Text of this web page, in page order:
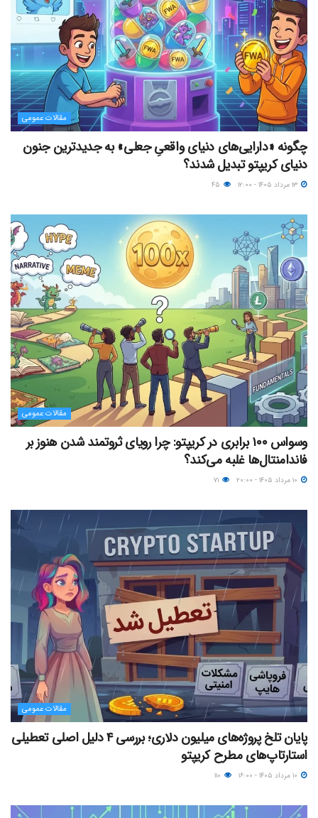
مقالات عمومی
چگونه «دارایی‌های دنیای واقعیِ جعلی» به جدیدترین جنون
دنیای کریپتو تبدیل شدند؟
مقالات عمومی
وسواس ۱۰۰ برابری در کریپتو: چرا رویای ثروتمند شدن هنوز بر
فاندامنتال‌ها غلبه می‌کند؟
مقالات عمومی
پایان تلخ پروژه‌های میلیون دلاری؛ بررسی ۴ دلیل اصلی تعطیلی
استارتاپ‌های مطرح کریپتو